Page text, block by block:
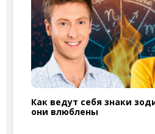
Как ведут себя знаки
они влюблены